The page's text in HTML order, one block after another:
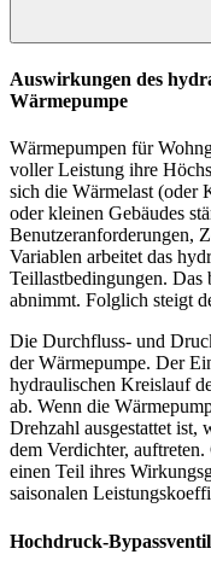
Auswirkungen des
Wärmepumpe
Wärmepumpen für
voller Leistung ihre
sich die Wärmelast (oder
oder kleinen Gebäudes
Benutzeranforderungen,
Variablen arbeitet das
Teillastbedingungen. Das
abnimmt. Folglich steigt
Die Durchfluss- und
der Wärmepumpe. Der
hydraulischen Kreislauf
ab. Wenn die
Drehzahl ausgestattet ist,
dem Verdichter,
einen Teil ihres
saisonalen
Hochdruck-